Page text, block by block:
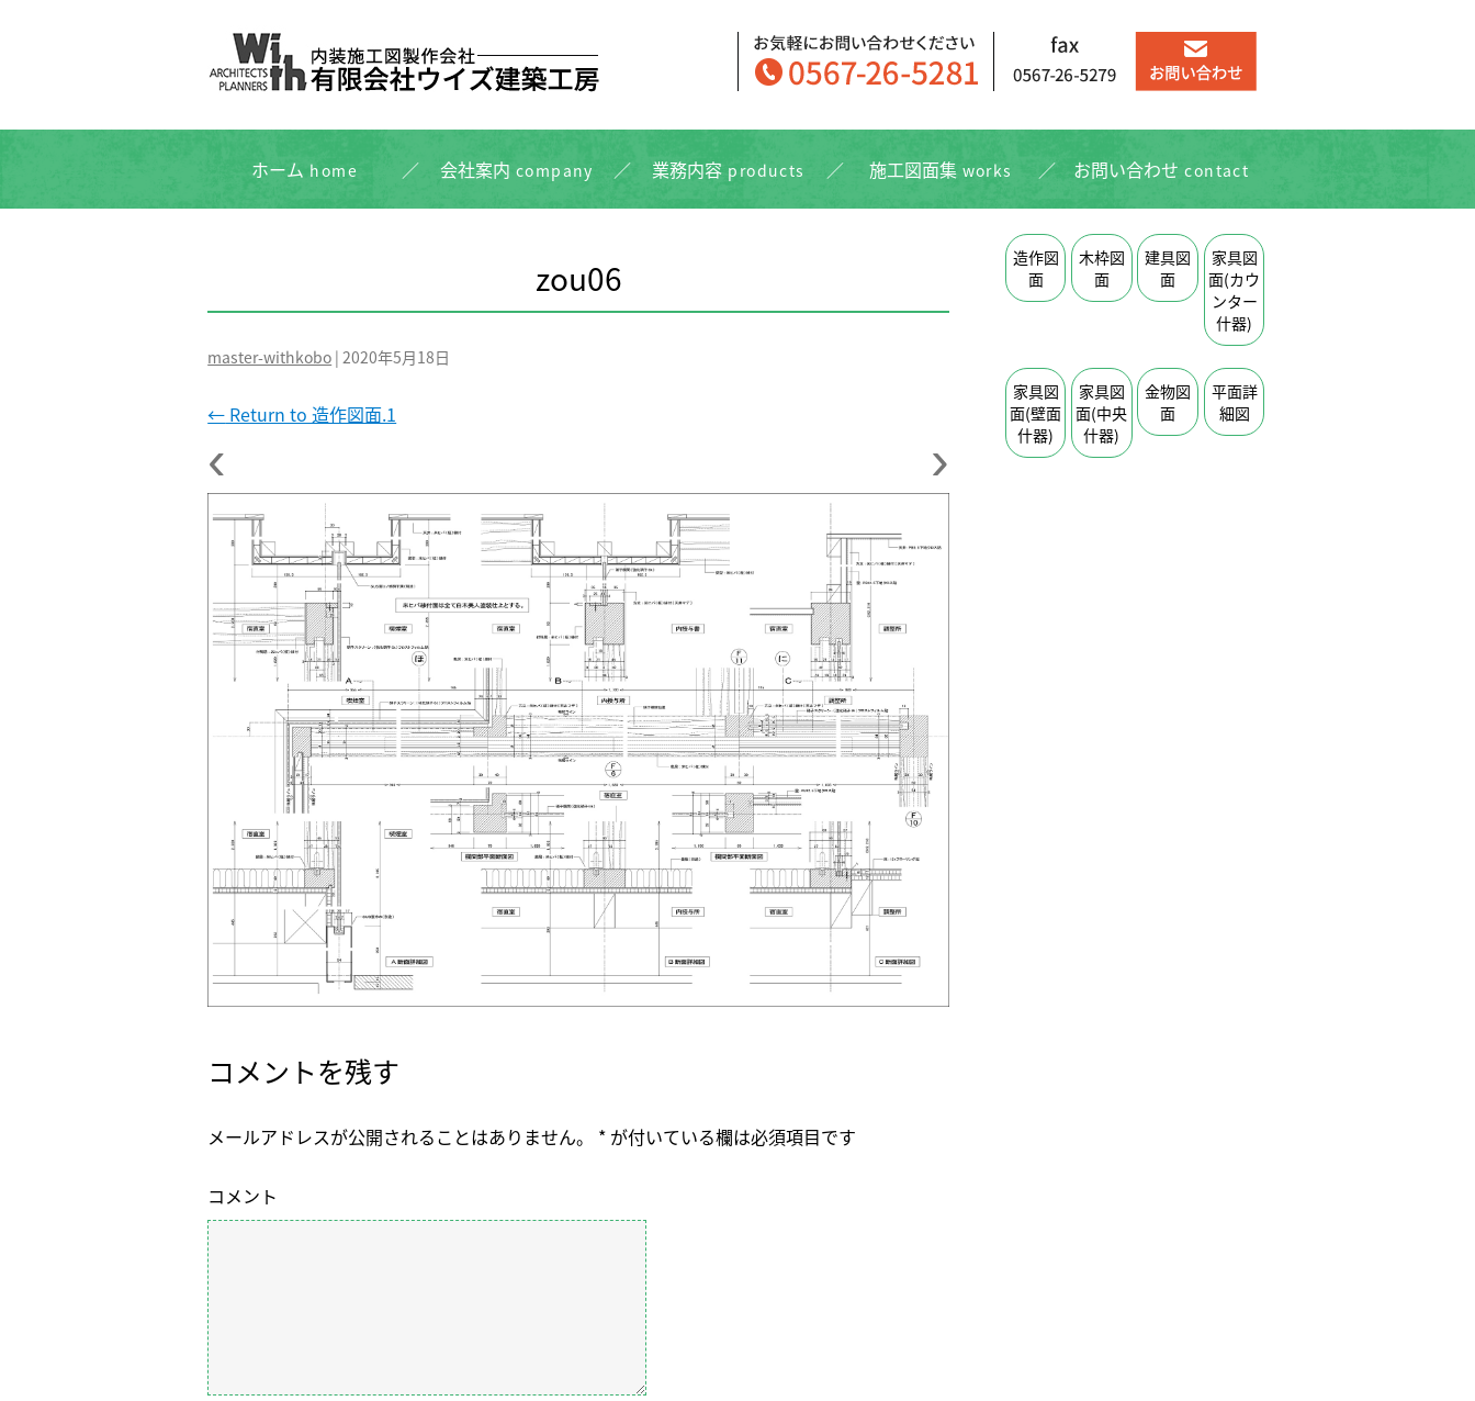
ホーム home 会社案内 company 業務内容 products 施⼯図⾯集 works お問い合わせ contact
zou06
master-withkobo |2020年5月18日
← Return to 造作図面.1
‹ ›
コメントを残す
メールアドレスが公開されることはありません。 * が付いている欄は必須項目です
コメント
造作図
面
木枠図
面
建具図
面
家具図
面(カウ
ンター
什器)
家具図
面(壁面
什器)
家具図
面(中央
什器)
金物図
面
平面詳
細図